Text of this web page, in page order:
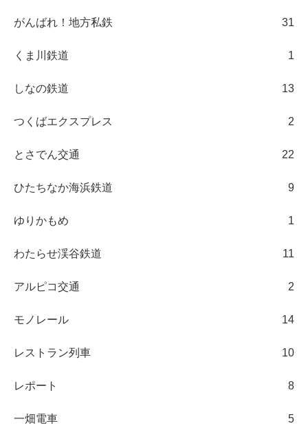
がんばれ！地方私鉄 31
くま川鉄道 1
しなの鉄道 13
つくばエクスプレス 2
とさでん交通 22
ひたちなか海浜鉄道 9
ゆりかもめ 1
わたらせ渓谷鉄道 11
アルピコ交通 2
モノレール 14
レストラン列車 10
レポート 8
一畑電車 5